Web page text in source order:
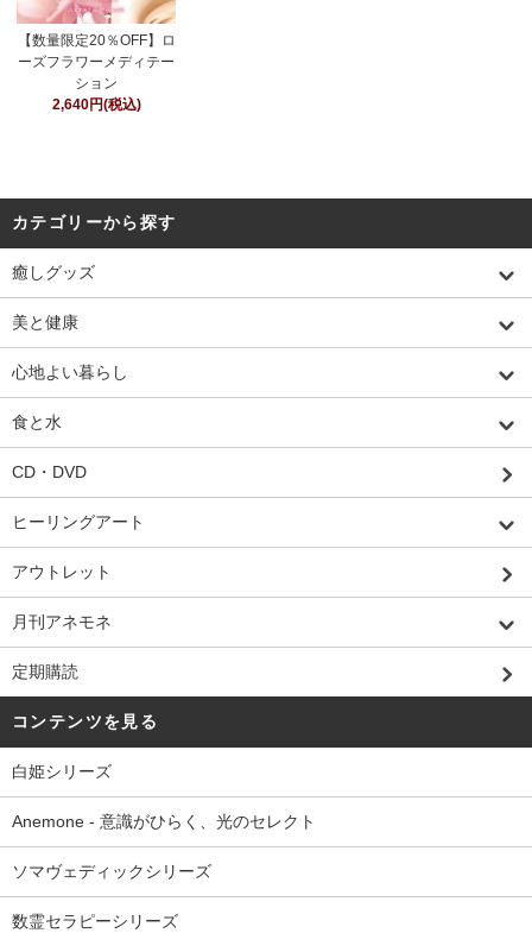
【数量限定20％OFF】ロ
ーズフラワーメディテー
ション
2,640円(税込)
カテゴリーから探す
癒しグッズ
美と健康
心地よい暮らし
食と水
CD・DVD
ヒーリングアート
アウトレット
月刊アネモネ
定期購読
コンテンツを見る
白姫シリーズ
Anemone - 意識がひらく、光のセレクト
ソマヴェディックシリーズ
数霊セラピーシリーズ